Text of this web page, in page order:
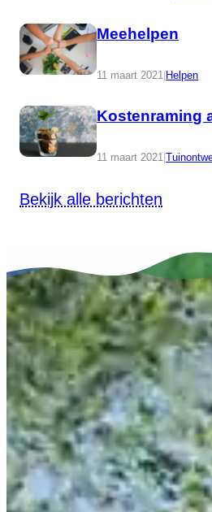
Meehelpen
11 maart 2021 Helpen
Kostenraming
11 maart 2021 |
Bekijk alle berichten